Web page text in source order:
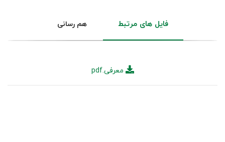
فایل های مرتبط هم رسانی
معرفی.pdf